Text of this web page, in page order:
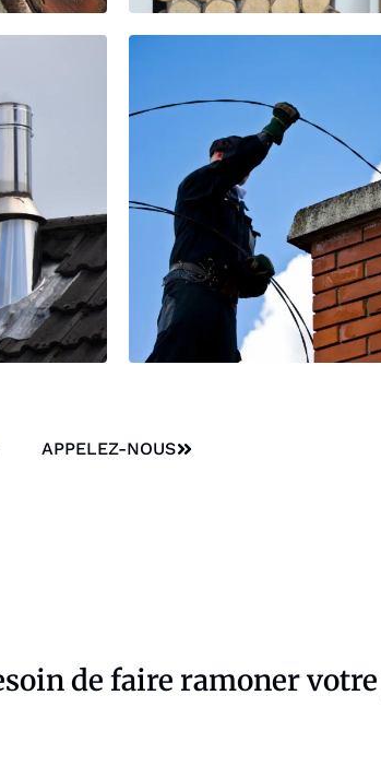
APPELEZ-NOUS
de faire ramoner